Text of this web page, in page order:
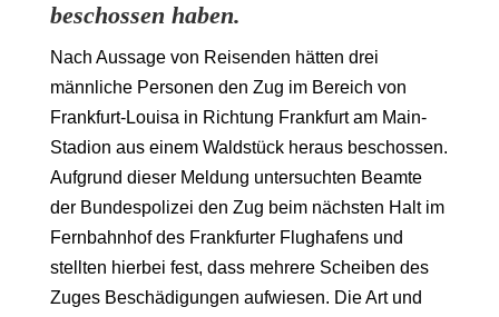
beschossen haben.
Nach Aussage von Reisenden hätten drei
männliche Personen den Zug im Bereich von
Frankfurt-Louisa in Richtung Frankfurt am Main-
Stadion aus einem Waldstück heraus beschossen.
Aufgrund dieser Meldung untersuchten Beamte
der Bundespolizei den Zug beim nächsten Halt im
Fernbahnhof des Frankfurter Flughafens und
stellten hierbei fest, dass mehrere Scheiben des
Zuges Beschädigungen aufwiesen. Die Art und